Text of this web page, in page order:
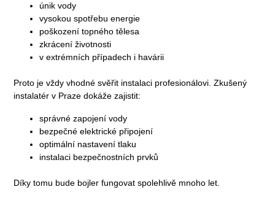
únik vody
vysokou spotřebu energie
poškození topného tělesa
zkrácení životnosti
v extrémních případech i havárii
Proto je vždy vhodné svěřit instalaci profesionálovi. Zkušený
instalatér v Praze dokáže zajistit:
správné zapojení vody
bezpečné elektrické připojení
optimální nastavení tlaku
instalaci bezpečnostních prvků
Díky tomu bude bojler fungovat spolehlivě mnoho let.